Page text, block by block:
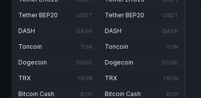
Tether BEP20 USDT
DASH DASH
Toncoin TON
Dogecoin DOGE
TRX TRON
Bitcoin Cash BCH
Tether BEP20 USDT
DASH DASH
Toncoin TON
Dogecoin DOGE
TRX TRON
Bitcoin Cash BCH